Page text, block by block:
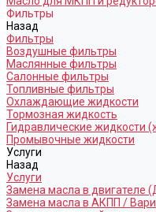
Фильтры
Назад
Фильтры
Воздушные фильтры
Маслянные фильтры
Салонные фильтры
Топливные фильтры
Охлаждающие жидкости
Тормозная жидкость
Гидравлические жидкости
Промывочные жидкости
Услуги
Назад
Услуги
Замена масла в двигателе
Замена масла в АКПП /